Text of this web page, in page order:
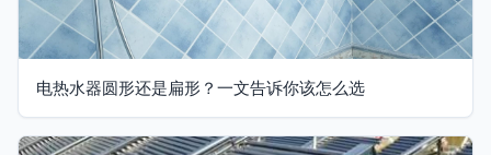
电热水器圆形还是扁形？一文告诉你该怎么选